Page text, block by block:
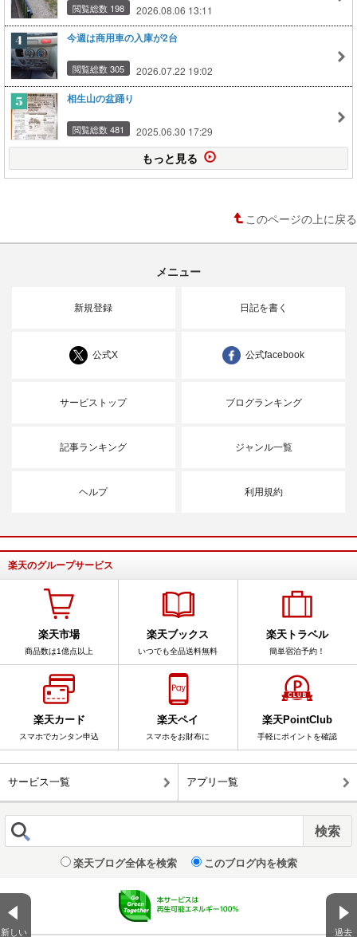
新しい 過去
閲覧総数 198 2026.08.06 13:11
今週は商用車の入庫が2台
閲覧総数 305 2026.07.22 19:02
相生山の盆踊り
閲覧総数 481 2025.06.30 17:29
もっと見る
このページの上に戻る
メニュー
新規登録 日記を書く
公式X 公式facebook
サービストップ ブログランキング
記事ランキング ジャンル一覧
ヘルプ 利用規約
楽天のグループサービス
楽天市場
商品数は1億点以上
楽天ブックス
いつでも全品送料無料
楽天トラベル
簡単宿泊予約！
楽天カード
スマホでカンタン申込
楽天ペイ
スマホをお財布に
楽天PointClub
手軽にポイントを確認
サービス一覧 アプリ一覧
楽天ブログ全体を検索 このブログ内を検索